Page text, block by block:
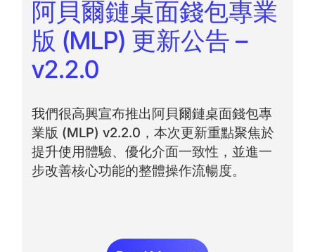
阿貝爾鏈桌面錢包專業
版 (MLP) 更新公告 –
v2.2.0
我們很高興宣布推出阿貝爾鏈桌面錢包專
業版 (MLP) v2.2.0，本次更新重點聚焦於
提升使用體驗、優化介面一致性，並進一
步改善核心功能的整體操作流暢度。